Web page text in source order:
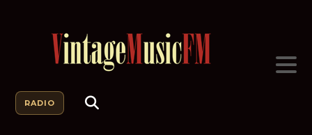
RADIO